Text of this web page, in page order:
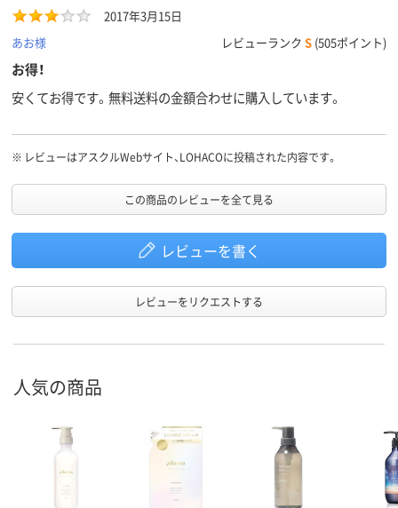
2017年3月15日
あお様
レビューランク S (505ポイント)
お得！
安くてお得です。無料送料の金額合わせに購入しています。
※ レビューはアスクルWebサイト、LOHACOに投稿された内容です。
この商品のレビューを全て見る
レビューを書く
レビューをリクエストする
人気の商品